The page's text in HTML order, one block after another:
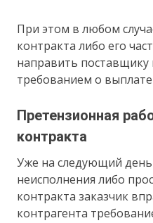
При этом в любом
контракта либо его
направить поставщику
требованием о выплате
Претензионная
контракта
Уже на следующий
неисполнения либо
контракта заказчик
контрагента